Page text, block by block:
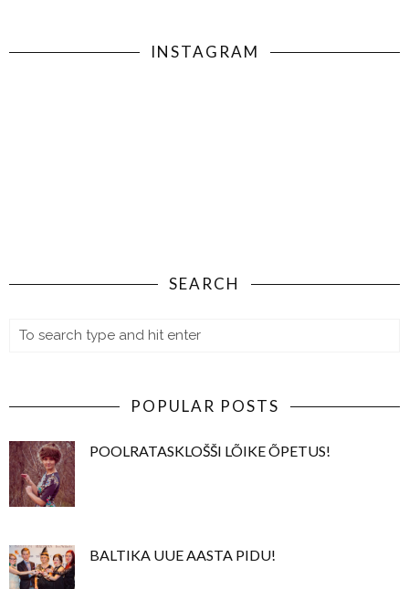
INSTAGRAM
SEARCH
POPULAR POSTS
POOLRATASKLOŠŠI LÕIKE ÕPETUS!
BALTIKA UUE AASTA PIDU!